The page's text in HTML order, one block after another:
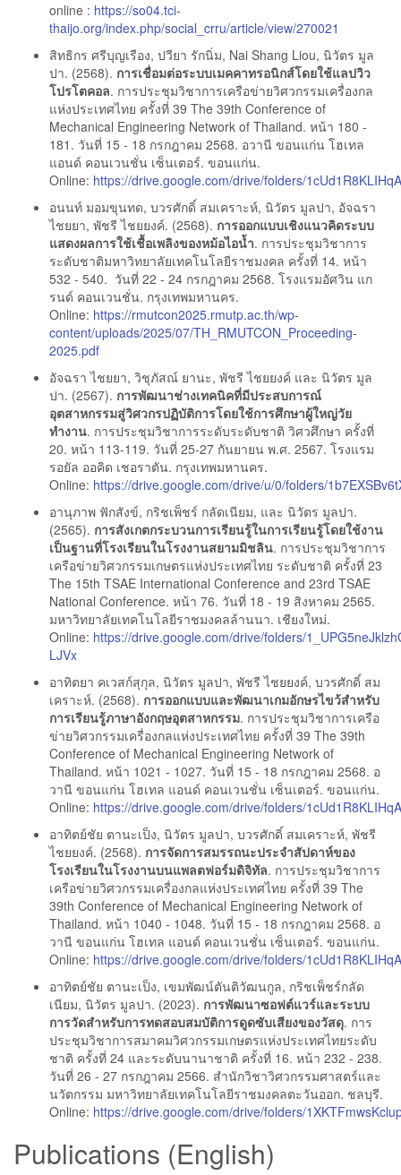
online : https://so04.tci-
thaijo.org/index.php/social_crru/article/view/270021
สิทธิกร ศรีบุญเรือง, ปวียา รักนิ่ม, Nai Shang Liou, นิวัตร มูล
ปา. (2568). การเชื่อมต่อระบบเมคคาทรอนิกส์โดยใช้แลปวิว
โปรโตคอล. การประชุมวิชาการเครือข่ายวิศวกรรมเครื่องกล
แห่งประเทศไทย ครั้งที่ 39 The 39th Conference of
Mechanical Engineering Network of Thailand. หน้า 180 -
181. วันที่ 15 - 18 กรกฎาคม 2568. อวานี ขอนแก่น โฮเทล
แอนด์ คอนเวนชั่น เซ็นเตอร์. ขอนแก่น.
Online: https://drive.google.com/drive/folders/
อนนท์ มอมขุนทด, บวรศักดิ์ สมเคราะห์, นิวัตร มูลปา, อัจฉรา
ไชยยา, พัชรี ไชยยงค์. (2568). การออกแบบเชิงแนวคิดระบบ
แสดงผลการใช้เชื้อเพลิงของหม้อไอน้ำ. การประชุมวิชาการ
ระดับชาติมหาวิทยาลัยเทคโนโลยีราชมงคล ครั้งที่ 14. หน้า
532 - 540. วันที่ 22 - 24 กรกฎาคม 2568. โรงแรมอัศวิน แก
รนด์ คอนเวนชั่น. กรุงเทพมหานคร.
Online: https://rmutcon2025.rmutp.ac.th/wp-
content/uploads/2025/07/TH_RMUTCON_Proceeding-
2025.pdf
อัจฉรา ไชยยา, วิชุภัสณ์ ยานะ, พัชรี ไชยยงค์ และ นิวัตร มูล
ปา. (2567). การพัฒนาช่างเทคนิคที่มีประสบการณ์
อุตสาหกรรมสู่วิศวกรปฏิบัติการโดยใช้การศึกษาผู้ใหญ่วัย
ทำงาน. การประชุมวิชาการระดับระดับชาติ วิศวศึกษา ครั้งที่
20. หน้า 113-119. วันที่ 25-27 กันยายน พ.ศ. 2567. โรงแรม
รอยัล ออคิด เชอราตัน. กรุงเทพมหานคร.
Online: https://drive.google.com/drive/u/0/folders/
อานุภาพ ฟักสังข์, กริชเพ็ชร์ กลัดเนียม, และ นิวัตร มูลปา.
(2565). การสังเกตกระบวนการเรียนรู้ในการเรียนรู้โดยใช้งาน
เป็นฐานที่โรงเรียนในโรงงานสยามมิชลิน. การประชุมวิชาการ
เครือข่ายวิศวกรรมเกษตรแห่งประเทศไทย ระดับชาติ ครั้งที่ 23
The 15th TSAE International Conference and 23rd TSAE
National Conference. หน้า 76. วันที่ 18 - 19 สิงหาคม 2565.
มหาวิทยาลัยเทคโนโลยีราชมงคลล้านนา. เชียงใหม่.
Online: https://drive.google.com/drive/folders/
LJVx
อาทิตยา คเวสก์สุกุล, นิวัตร มูลปา, พัชรี ไชยยงค์, บวรศักดิ์ สม
เคราะห์. (2568). การออกแบบและพัฒนาเกมอักษรไขว้สำหรับ
การเรียนรู้ภาษาอังกฤษอุตสาหกรรม. การประชุมวิชาการเครือ
ข่ายวิศวกรรมเครื่องกลแห่งประเทศไทย ครั้งที่ 39 The 39th
Conference of Mechanical Engineering Network of
Thailand. หน้า 1021 - 1027. วันที่ 15 - 18 กรกฎาคม 2568. อ
วานี ขอนแก่น โฮเทล แอนด์ คอนเวนชั่น เซ็นเตอร์. ขอนแก่น.
Online: https://drive.google.com/drive/folders/
อาทิตย์ชัย ตานะเป็ง, นิวัตร มูลปา, บวรศักดิ์ สมเคราะห์, พัชรี
ไชยยงค์. (2568). การจัดการสมรรถนะประจำสัปดาห์ของ
โรงเรียนในโรงงานบนแพลตฟอร์มดิจิทัล. การประชุมวิชาการ
เครือข่ายวิศวกรรมเครื่องกลแห่งประเทศไทย ครั้งที่ 39 The
39th Conference of Mechanical Engineering Network of
Thailand. หน้า 1040 - 1048. วันที่ 15 - 18 กรกฎาคม 2568. อ
วานี ขอนแก่น โฮเทล แอนด์ คอนเวนชั่น เซ็นเตอร์. ขอนแก่น.
Online: https://drive.google.com/drive/folders/
อาทิตย์ชัย ตานะเป็ง, เขมพัฒน์ตันติวัฒนกูล, กริชเพ็ชร์กลัด
เนียม, นิวัตร มูลปา. (2023). การพัฒนาซอฟต์แวร์และระบบ
การวัดสําหรับการทดสอบสมบัติการดูดซับเสียงของวัสดุ. การ
ประชุมวิชาการสมาคมวิศวกรรมเกษตรแห่งประเทศไทยระดับ
ชาติ ครั้งที่ 24 และระดับนานาชาติ ครั้งที่ 16. หน้า 232 - 238.
วันที่ 26 - 27 กรกฎาคม 2566. สํานักวิชาวิศวกรรมศาสตร์และ
นวัตกรรม มหาวิทยาลัยเทคโนโลยีราชมงคลตะวันออก. ชลบุรี.
Online: https://drive.google.com/drive/folders/
Publications (English)